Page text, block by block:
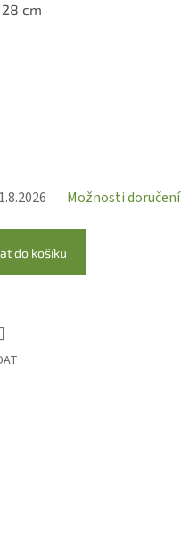
Možnosti doručení
do košíku
28 cm